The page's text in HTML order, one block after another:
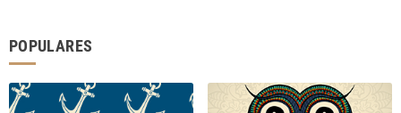
POPULARES